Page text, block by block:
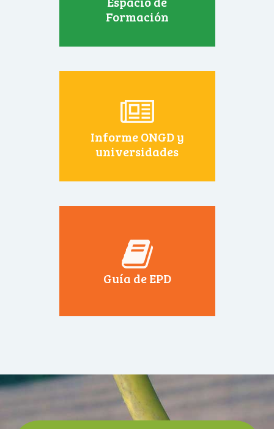
Formación
Informe ONGD y
universidades
Guía de EPD